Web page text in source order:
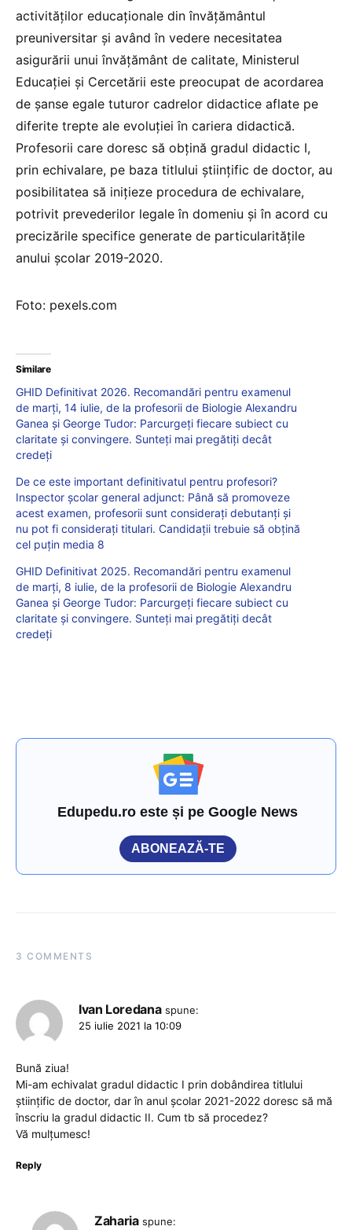
activităților educaționale din învățământul
preuniversitar și având în vedere necesitatea
asigurării unui învățământ de calitate, Ministerul
Educației și Cercetării este preocupat de acordarea
de șanse egale tuturor cadrelor didactice aflate pe
diferite trepte ale evoluției în cariera didactică.
Profesorii care doresc să obțină gradul didactic I,
prin echivalare, pe baza titlului ştiinţific de doctor, au
posibilitatea să inițieze procedura de echivalare,
potrivit prevederilor legale în domeniu și în acord cu
precizările specifice generate de particularitățile
anului școlar 2019-2020.
Foto: pexels.com
Similare
GHID Definitivat 2026. Recomandări pentru examenul
de marți, 14 iulie, de la profesorii de Biologie Alexandru
Ganea și George Tudor: Parcurgeți fiecare subiect cu
claritate și convingere. Sunteți mai pregătiți decât
credeți
De ce este important definitivatul pentru profesori?
Inspector școlar general adjunct: Până să promoveze
acest examen, profesorii sunt considerați debutanți și
nu pot fi considerați titulari. Candidații trebuie să obțină
cel puțin media 8
GHID Definitivat 2025. Recomandări pentru examenul
de marți, 8 iulie, de la profesorii de Biologie Alexandru
Ganea și George Tudor: Parcurgeți fiecare subiect cu
claritate și convingere. Sunteți mai pregătiți decât
credeți
Edupedu.ro este și pe Google News
ABONEAZĂ-TE
3 COMMENTS
Ivan Loredana spune:
25 iulie 2021 la 10:09
Bună ziua!
Mi-am echivalat gradul didactic I prin dobândirea titlului
științific de doctor, dar în anul școlar 2021-2022 doresc să mă
înscriu la gradul didactic II. Cum tb să procedez?
Vă mulțumesc!
Reply
Zaharia spune: